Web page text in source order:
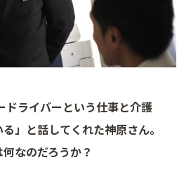
ドライバーという仕事と介護
」と話してくれた神原さん。
なのだろうか？